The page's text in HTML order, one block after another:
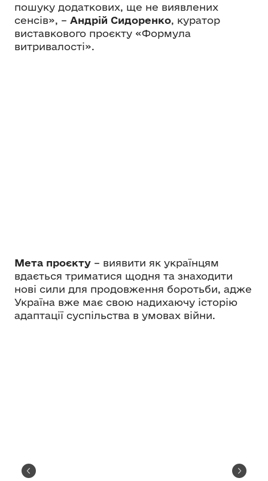
пошуку додаткових, ще не виявлених
сенсів», – Андрій Сидоренко, куратор
виставкового проєкту «Формула
витривалості».
Мета проєкту – виявити як українцям
вдається триматися щодня та знаходити
нові сили для продовження боротьби, адже
Україна вже має свою надихаючу історію
адаптації суспільства в умовах війни.